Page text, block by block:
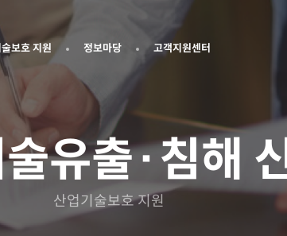
보호 지원 정보마당 고객지원센터
유출·침해
산업기술보호 지원